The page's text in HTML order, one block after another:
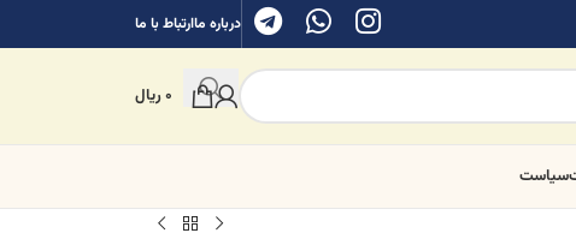
درباره ماارتباط با ما
0ریال
سیاست